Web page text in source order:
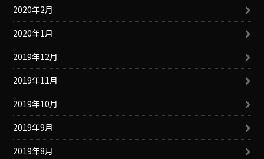
2020年2月
2020年1月
2019年12月
2019年11月
2019年10月
2019年9月
2019年8月